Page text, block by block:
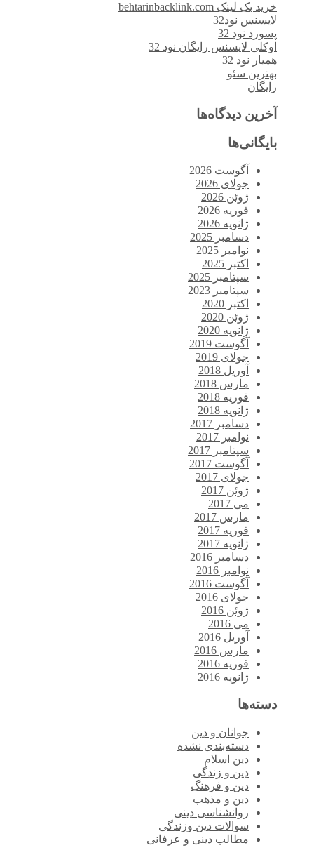
خرید بک لینک behtarinbacklink.com
لایسنس نود32
پسورد نود 32
اوکلی لایسنس رایگان نود 32
همیار نود 32
بهترین سئو
رایگان
آخرین دیدگاه‌ها
بایگانی‌ها
آگوست 2026
جولای 2026
ژوئن 2026
فوریه 2026
ژانویه 2026
دسامبر 2025
نوامبر 2025
اکتبر 2025
سپتامبر 2025
سپتامبر 2023
اکتبر 2020
ژوئن 2020
ژانویه 2020
آگوست 2019
جولای 2019
آوریل 2018
مارس 2018
فوریه 2018
ژانویه 2018
دسامبر 2017
نوامبر 2017
سپتامبر 2017
آگوست 2017
جولای 2017
ژوئن 2017
می 2017
مارس 2017
فوریه 2017
ژانویه 2017
دسامبر 2016
نوامبر 2016
آگوست 2016
جولای 2016
ژوئن 2016
می 2016
آوریل 2016
مارس 2016
فوریه 2016
ژانویه 2016
دسته‌ها
جوانان و دین
دسته‌بندی نشده
دین اسلام
دین و زندگی
دین و فرهنگ
دین و مذهب
روانشناسی دینی
سوالات دین وزندگی
مطالب دینی و عرفانی